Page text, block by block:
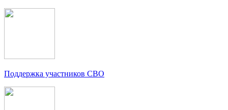
Поддержка участников СВО